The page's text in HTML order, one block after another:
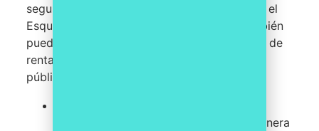
seguridad y cumplimiento legal, cumplir con el
Esquema Nacional de Seguridad (ENS) también
puede proporcionar ventajas competitivas y de
rentabilidad para las empresas y entidades
públicas.
que se genera